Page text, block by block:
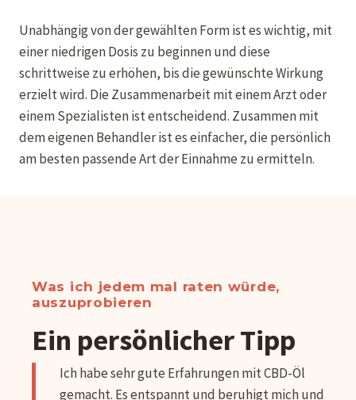
Unabhängig von der gewählten Form ist es wichtig, mit
einer niedrigen Dosis zu beginnen und diese
schrittweise zu erhöhen, bis die gewünschte Wirkung
erzielt wird. Die Zusammenarbeit mit einem Arzt oder
einem Spezialisten ist entscheidend. Zusammen mit
dem eigenen Behandler ist es einfacher, die persönlich
am besten passende Art der Einnahme zu ermitteln.
Was ich jedem mal raten würde,
auszuprobieren
Ein persönlicher Tipp
Ich habe sehr gute Erfahrungen mit CBD-Öl
gemacht. Es entspannt und beruhigt mich und